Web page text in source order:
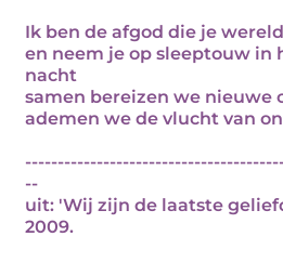
Ik ben de afgod die je
en neem je op sleeptouw in
nacht
samen bereizen we nieuwe
ademen we de vlucht van
--
uit: 'Wij zijn de laatste
2009.